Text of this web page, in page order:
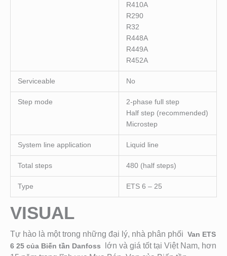
R410A
R290
R32
R448A
R449A
R452A
Serviceable No
Step mode
2-phase full step
Half step (recommended)
Microstep
System line application Liquid line
Total steps 480 (half steps)
Type ETS 6 – 25
VISUAL
Tự hào là một trong những đại lý, nhà phân phối Van ETS
6 25 của Biến tần Danfoss
lớn và giá tốt tại Việt Nam, hơn